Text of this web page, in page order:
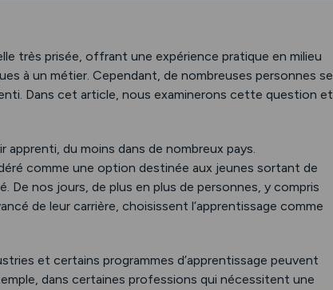
très prisée, offrant une expérience pratique en milieu
à un métier. Cependant, de nombreuses personnes se
Dans cet article, nous examinerons cette question et
apprenti, du moins dans de nombreux pays.
comme une option destinée aux jeunes sortant de
De nos jours, de plus en plus de personnes, y compris
de leur carrière, choisissent l’apprentissage comme
et certains programmes d’apprentissage peuvent
dans certaines professions qui nécessitent une